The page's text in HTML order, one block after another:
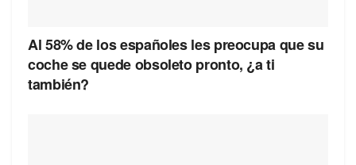
Al 58% de los españoles les preocupa que su
coche se quede obsoleto pronto, ¿a ti
también?